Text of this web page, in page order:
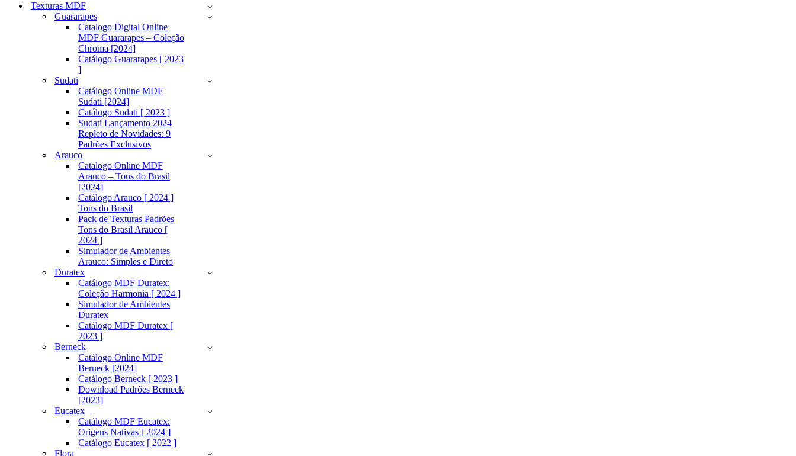
Texturas MDF
Guararapes
Catalogo Digital Online
MDF Guararapes – Coleção
Chroma [2024]
Catálogo Guararapes [ 2023
]
Sudati
Catálogo Online MDF
Sudati [2024]
Catálogo Sudati [ 2023 ]
Sudati Lançamento 2024
Repleto de Novidades: 9
Padrões Exclusivos
Arauco
Catalogo Online MDF
Arauco – Tons do Brasil
[2024]
Catálogo Arauco [ 2024 ]
Tons do Brasil
Pack de Texturas Padrões
Tons do Brasil Arauco [
2024 ]
Simulador de Ambientes
Arauco: Simples e Direto
Duratex
Catálogo MDF Duratex:
Coleção Harmonia [ 2024 ]
Simulador de Ambientes
Duratex
Catálogo MDF Duratex [
2023 ]
Berneck
Catálogo Online MDF
Berneck [2024]
Catálogo Berneck [ 2023 ]
Download Padrões Berneck
[2023]
Eucatex
Catálogo MDF Eucatex:
Origens Nativas [ 2024 ]
Catálogo Eucatex [ 2022 ]
Flora